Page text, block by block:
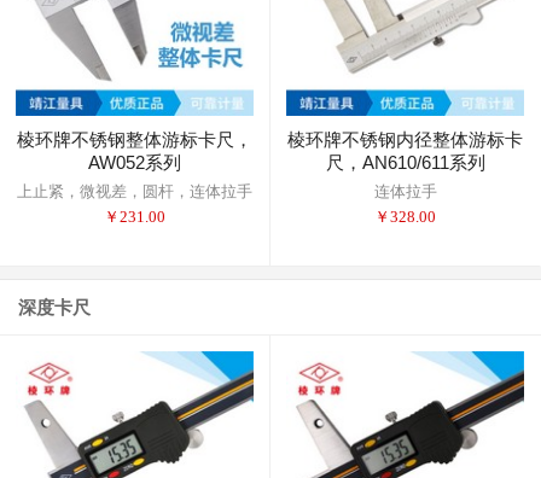
棱环牌不锈钢整体游标卡尺，
AW052系列
上止紧，微视差，圆杆，连体拉手
￥ 231.00
棱环牌不锈钢内径整体游标卡
尺，AN610/611系列
连体拉手
￥ 328.00
深度卡尺